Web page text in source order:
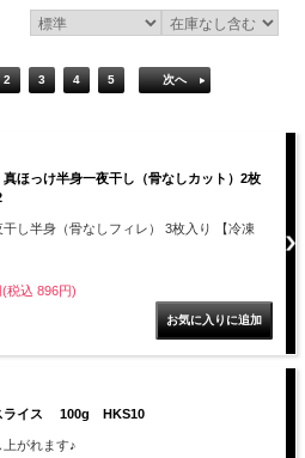
2 3 4 5 次へ
真ほっけ半身一夜干し（骨なしカット）2枚
し半身（骨なしフィレ） 3枚入り 【冷凍
税込 896円)
ライス 100g HKS10
がれます♪